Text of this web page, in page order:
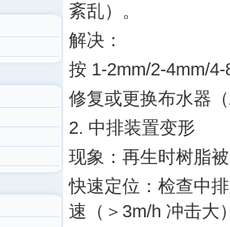
紊乱）。
解决：
按 1-2mm/2-4mm/
修复或更换布水器
2. 中排装置变形
现象：再生时树脂
快速定位：检查中
速（＞3m/h 冲击大